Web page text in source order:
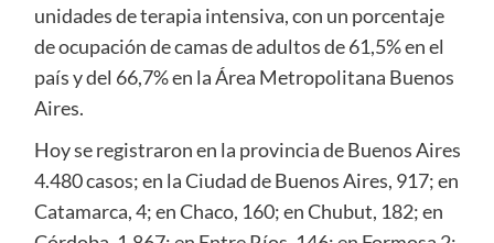
unidades de terapia intensiva, con un porcentaje
de ocupación de camas de adultos de 61,5% en el
país y del 66,7% en la Área Metropolitana Buenos
Aires.
Hoy se registraron en la provincia de Buenos Aires
4.480 casos; en la Ciudad de Buenos Aires, 917; en
Catamarca, 4; en Chaco, 160; en Chubut, 182; en